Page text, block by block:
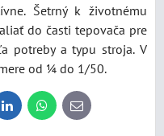
Šetrný k životnému
do časti tepovača pre
potreby a typu stroja. V
od ¼ do 1/50.
LinkedInWhatsApp
E-
mail